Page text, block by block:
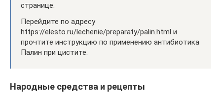
странице.
Перейдите по адресу
https://elesto.ru/lechenie/preparaty/palin.html и
прочтите инструкцию по применению антибиотика
Палин при цистите.
Народные средства и рецепты